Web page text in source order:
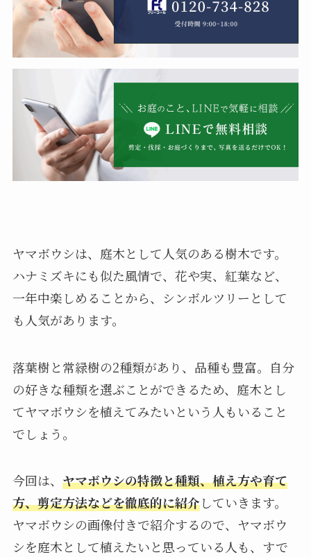
ヤマボウシは、庭木として人気のある樹木です。
ハナミズキにも似た風情で、花や実、紅葉など、
一年中楽しめることから、シンボルツリーとして
も人気があります。
落葉樹と常緑樹の2種類があり、品種も豊富。自分
の好きな種類を選ぶことができるため、庭木とし
てヤマボウシを植えてみたいという人もいること
でしょう。
今回は、 ヤマボウシの特徴と種類、植え方や育て
方、剪定方法などを徹底的に紹介していきます。
ヤマボウシの画像付きで紹介するので、ヤマボウ
シを庭木として植えたいと思っている人も、すで